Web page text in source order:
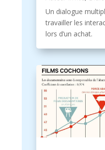
Un dialogue
travailler les
lors d’un achat.